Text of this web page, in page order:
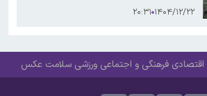
۱۴۰۴/۱۲/۲۲ ۲۰:۳۱
اقتصادی فرهنگی و اجتماعی ورزشی سلامت عکس